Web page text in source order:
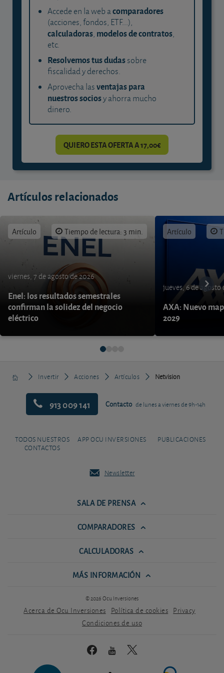
Accede en la web acomparadores
(acciones, fondos, ETF...),
calculadoras, modelos de contratos,
etc.
Resolvemos tus dudassobre
fiscalidad y derechos.
Aprovecha lasventajas para
nuestros sociosy ahorra mucho
dinero.
QUIERO ESTA OFERTA A 17,00€
Artículos relacionados
Artículo Tiempo de lectura: 3 min.
viernes, 7 de agosto de 2026
Enel: los resultados semestrales
confirman la solidez del negocio
eléctrico
Artículo
jueves, 6 de agosto
AXA: Nuevo
2029
Invertir Acciones Artículos Netvision
913 009 141 Contacto de lunes a viernes de 9h-14h
TODOS NUESTROS
CONTACTOS
APP OCU INVERSIONES PUBLICACIONES
Newsletter
SALA DE PRENSA
COMPARADORES
CALCULADORAS
MÁS INFORMACIÓN
© 2026 Ocu Inversiones
Acerca de Ocu Inversiones Política de cookies Privacy
Condiciones de uso